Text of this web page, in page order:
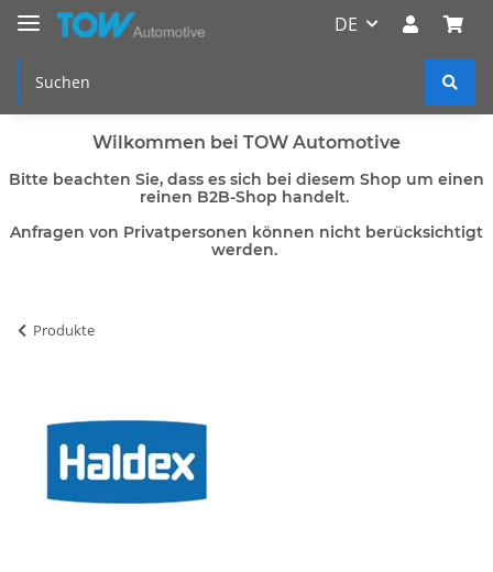
DE
Wilkommen bei TOW Automotive
Bitte beachten Sie, dass es sich bei diesem Shop um einen
reinen B2B-Shop handelt.
Anfragen von Privatpersonen können nicht berücksichtigt
werden.
Produkte